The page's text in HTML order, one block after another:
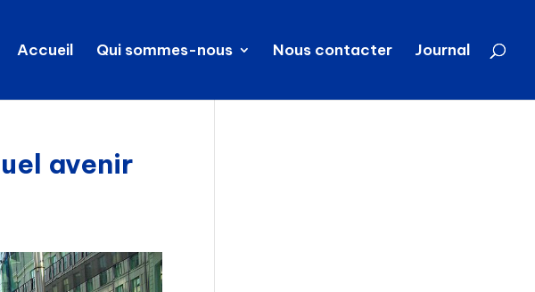
Accueil Qui sommes-nous Nous contacter Journal
avenir